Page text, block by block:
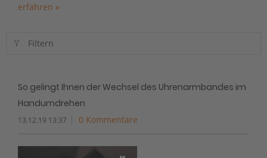
erfahren »
Filtern
So gelingt Ihnen der Wechsel des Uhrenarmbandes im
Handumdrehen
13.12.19 13:37 0 Kommentare